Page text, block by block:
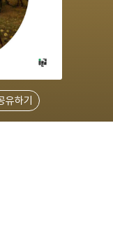
유하기